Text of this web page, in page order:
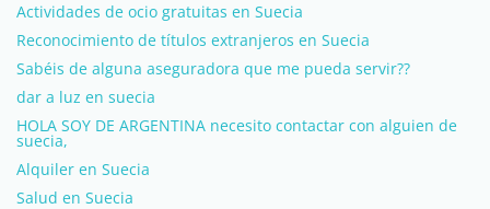
Actividades de ocio gratuitas en Suecia
Reconocimiento de títulos extranjeros en Suecia
Sabéis de alguna aseguradora que me pueda servir??
dar a luz en suecia
HOLA SOY DE ARGENTINA necesito contactar con alguien de
suecia,
Alquiler en Suecia
Salud en Suecia